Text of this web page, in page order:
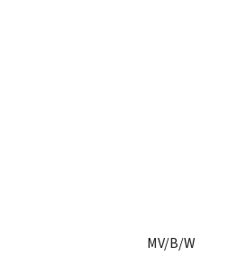
MV/B/W